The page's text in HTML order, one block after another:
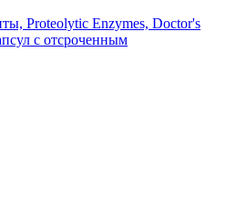
Proteolytic Enzymes, Doctor's
с отсроченным